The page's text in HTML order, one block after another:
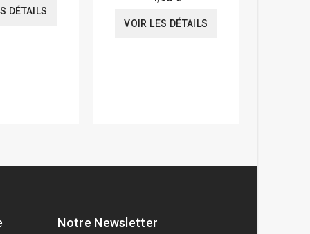
DÉTAILS
VOIR LES DÉTAILS
Notre Newsletter